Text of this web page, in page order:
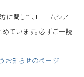
関して、ロームシア
ています。必ずご一読
お知らせのページ